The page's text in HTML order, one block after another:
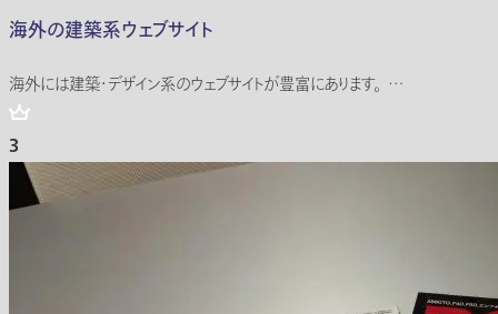
海外の建築系ウェブサイト
海外には建築・デザイン系のウェブサイトが豊富にあります。 …
3